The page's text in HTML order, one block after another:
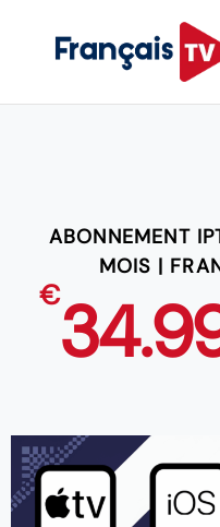
ABONNEMENT
MOIS |
€